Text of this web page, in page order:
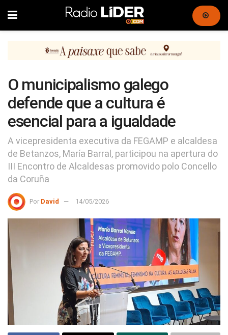
O municipalismo galego
defende que a cultura é
esencial para a igualdade
A vicepresidenta executiva da FEGAMP e alcaldesa
de Betanzos, María Barral, participou na apertura do
III Encontro de Alcaldesas promovido polo Concello
da Coruña
Por David 14/05/2026